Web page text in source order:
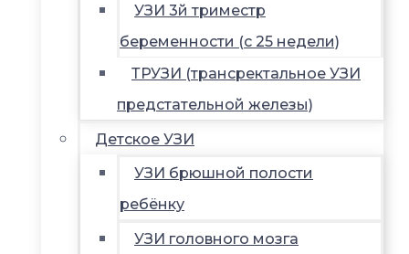
УЗИ 3й триместр
беременности (с 25 недели)
ТРУЗИ (трансректальное УЗИ
предстательной железы)
Детское УЗИ
УЗИ брюшной полости
ребёнку
УЗИ головного мозга